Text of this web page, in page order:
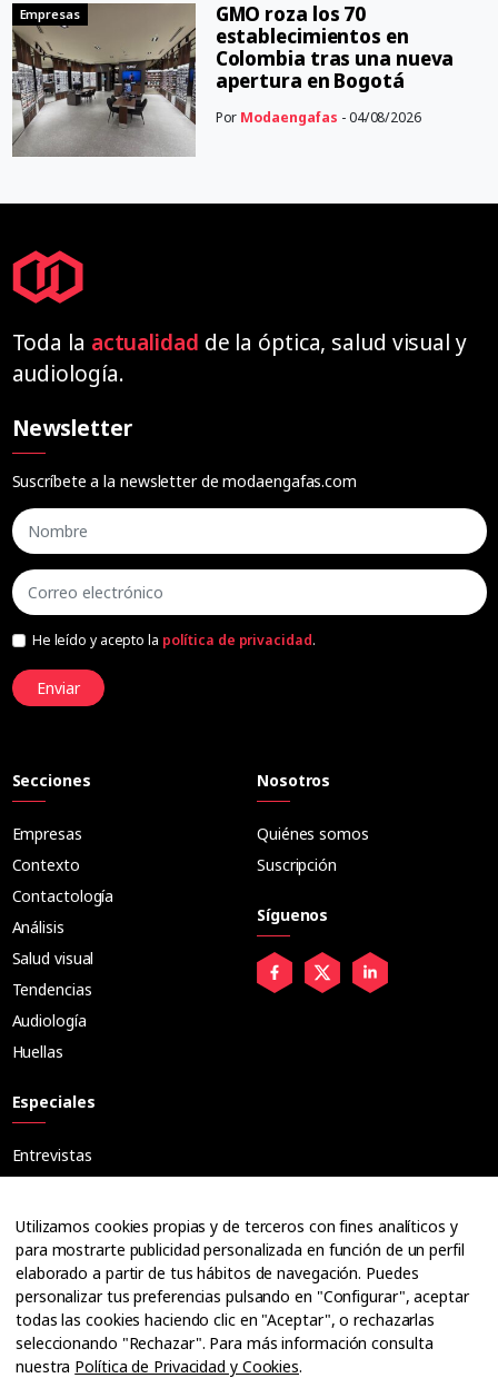
Empresas
GMO roza los 70
establecimientos en
Colombia tras una nueva
apertura en Bogotá
Por Modaengafas - 04/08/2026
Toda la actualidad de la óptica, salud visual y
audiología.
Newsletter
Suscríbete a la newsletter de modaengafas.com
He leído y acepto la política de privacidad.
Enviar
Secciones
Empresas
Contexto
Contactología
Análisis
Salud visual
Tendencias
Audiología
Huellas
Especiales
Entrevistas
Ópticos
Cuadernos
Guías
Dossier
Anuarios
Ofertas de empleo
Nosotros
Quiénes somos
Suscripción
Síguenos
Utilizamos cookies propias y de terceros con fines analíticos y
para mostrarte publicidad personalizada en función de un perfil
elaborado a partir de tus hábitos de navegación. Puedes
personalizar tus preferencias pulsando en "Configurar", aceptar
todas las cookies haciendo clic en "Aceptar", o rechazarlas
seleccionando "Rechazar". Para más información consulta
nuestra Política de Privacidad y Cookies.